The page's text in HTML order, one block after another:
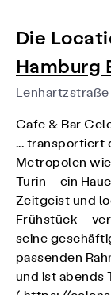
Die
Hamburg
Cafe & Bar
... transportiert
Metropolen
Turin – ein
Zeitgeist und
Frühstück –
seine
passenden
und ist abends